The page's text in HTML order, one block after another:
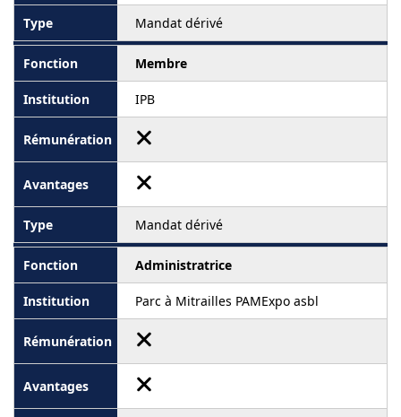
Mandat dérivé
Membre
IPB
Mandat dérivé
Administratrice
Parc à Mitrailles PAMExpo asbl